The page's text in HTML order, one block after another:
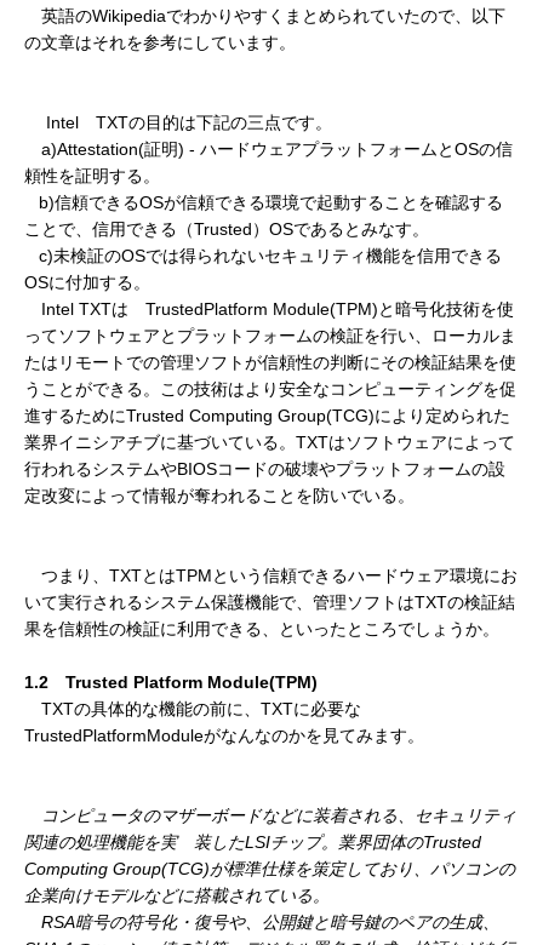
英語のWikipediaでわかりやすくまとめられていたので、以下
の文章はそれを参考にしています。
Intel TXTの目的は下記の三点です。
a)Attestation(証明) - ハードウェアプラットフォームとOSの信
頼性を証明する。
b)信頼できるOSが信頼できる環境で起動することを確認する
ことで、信用できる（Trusted）OSであるとみなす。
c)未検証のOSでは得られないセキュリティ機能を信用できる
OSに付加する。
Intel TXTは TrustedPlatform Module(TPM)と暗号化技術を使
ってソフトウェアとプラットフォームの検証を行い、ローカルま
たはリモートでの管理ソフトが信頼性の判断にその検証結果を使
うことができる。この技術はより安全なコンピューティングを促
進するためにTrusted Computing Group(TCG)により定められた
業界イニシアチブに基づいている。TXTはソフトウェアによって
行われるシステムやBIOSコードの破壊やプラットフォームの設
定改変によって情報が奪われることを防いでいる。
つまり、TXTとはTPMという信頼できるハードウェア環境にお
いて実行されるシステム保護機能で、管理ソフトはTXTの検証結
果を信頼性の検証に利用できる、といったところでしょうか。
1.2 Trusted Platform Module(TPM)
TXTの具体的な機能の前に、TXTに必要な
TrustedPlatformModuleがなんなのかを見てみます。
コンピュータのマザーボードなどに装着される、セキュリティ
関連の処理機能を実 装したLSIチップ。業界団体のTrusted
Computing Group(TCG)が標準仕様を策定しており、パソコンの
企業向けモデルなどに搭載されている。
RSA暗号の符号化・復号や、公開鍵と暗号鍵のペアの生成、